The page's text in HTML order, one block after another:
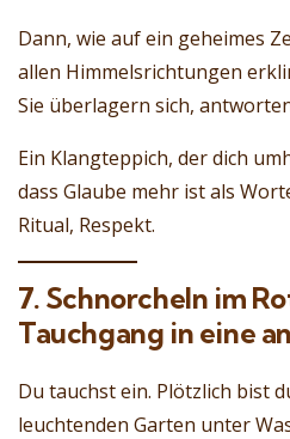
Dann, wie auf ein geheimes
allen Himmelsrichtungen
Sie überlagern sich,
Ein Klangteppich, der dich
dass Glaube mehr ist als
Ritual, Respekt.
7. Schnorcheln im
Tauchgang in eine
Du tauchst ein. Plötzlich bist
leuchtenden Garten unter